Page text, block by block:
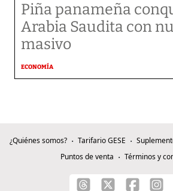
Piña panameña
Arabia Saudita con
masivo
ECONOMÍA
¿Quiénes somos? Tarifario GESE
Puntos de venta
Términos y